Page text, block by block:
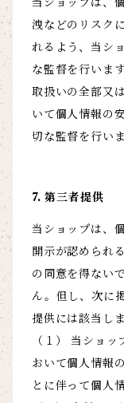
洩などのリスク
れるよう、当シ
な監督を行いま
取扱いの全部又
いて個人情報の
切な監督を行いま
7. 第三者提供
当ショップは、
開示が認められ
の同意を得ない
ん。但し、次に
提供には該当し
（１） 当ショ
おいて個人情報
とに伴って個人